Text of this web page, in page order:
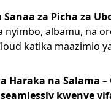
za Picha za
nyimbo, albamu, na
katika maazimio
Haraka na Salama –
seamlessly kwenye